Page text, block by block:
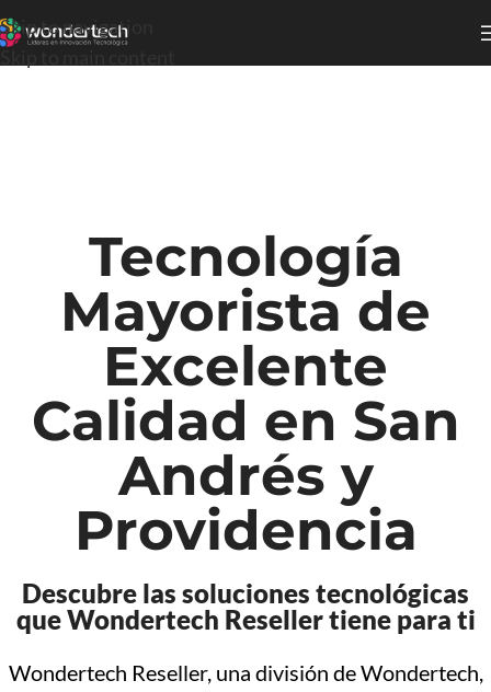
Skip to navigation
Tecnología
Mayorista de
Excelente
Calidad en San
Andrés y
Providencia
Descubre las soluciones tecnológicas
que Wondertech Reseller tiene para ti
Wondertech Reseller, una división de Wondertech,